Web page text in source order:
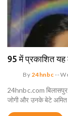
95 में प्रकाशित
By24hnbc --
24hnbc.com
जोगी और उनके बेटे